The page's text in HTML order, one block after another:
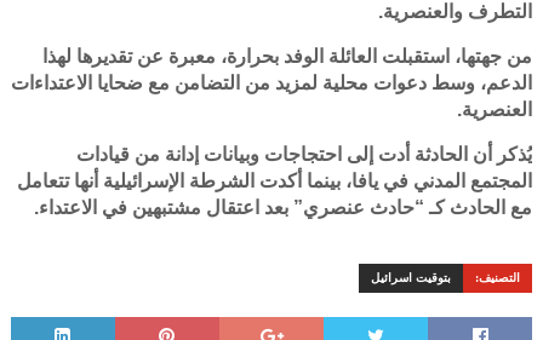
التطرف والعنصرية.
من جهتها، استقبلت العائلة الوفد بحرارة، معبرة عن تقديرها لهذا
الدعم، وسط دعوات محلية لمزيد من التضامن مع ضحايا الاعتداءات
العنصرية.
يُذكر أن الحادثة أدت إلى احتجاجات وبيانات إدانة من قيادات
المجتمع المدني في يافا، بينما أكدت الشرطة الإسرائيلية أنها تتعامل
مع الحادث كـ “حادث عنصري” بعد اعتقال مشتبهين في الاعتداء.
التصنيف: بتوقيت اسرائيل